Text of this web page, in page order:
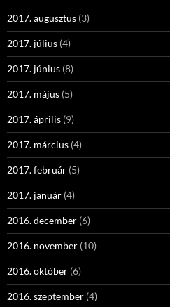
2017. augusztus (3)
2017. július (4)
2017. június (8)
2017. május (5)
2017. április (9)
2017. március (4)
2017. február (5)
2017. január (4)
2016. december (6)
2016. november (10)
2016. október (6)
2016. szeptember (4)